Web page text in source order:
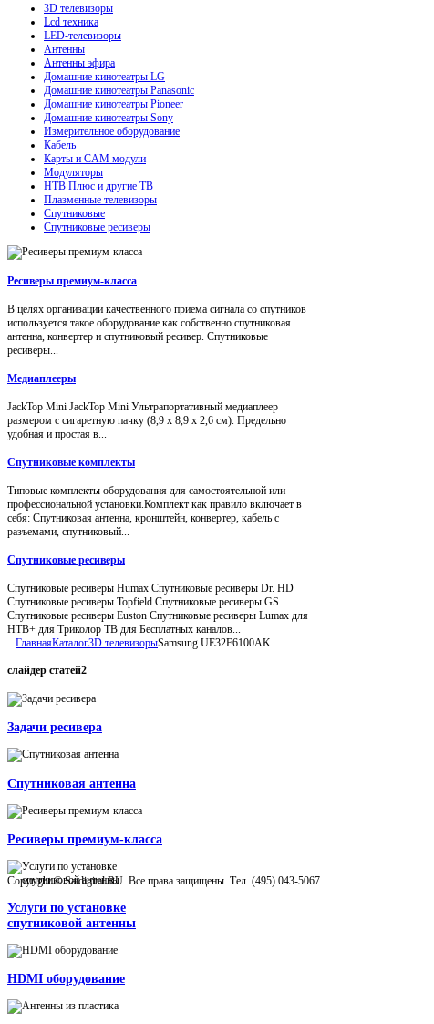
3D телевизоры
Lcd техника
LED-телевизоры
Антенны
Антенны эфира
Домашние кинотеатры LG
Домашние кинотеатры Panasonic
Домашние кинотеатры Pioneer
Домашние кинотеатры Sony
Измерительное оборудование
Кабель
Карты и CAM модули
Модуляторы
НТВ Плюс и другие ТВ
Плазменные телевизоры
Спутниковые
Спутниковые ресиверы
Ресиверы премиум-класса
В целях организации качественного приема сигнала со спутников
используется такое оборудование как собственно спутниковая
антенна, конвертер и спутниковый ресивер. Спутниковые
ресиверы...
Медиаплееры
JackTop Mini JackTop Mini Ультрапортативный медиаплеер
размером с сигаретную пачку (8,9 x 8,9 x 2,6 см). Предельно
удобная и простая в...
Спутниковые комплекты
Типовые комплекты оборудования для самостоятельной или
профессиональной установки.Комплект как правило включает в
себя: Спутниковая антенна, кронштейн, конвертер, кабель с
разъемами, спутниковый...
Спутниковые ресиверы
Спутниковые ресиверы Humax Спутниковые ресиверы Dr. HD
Спутниковые ресиверы Topfield Спутниковые ресиверы GS
Спутниковые ресиверы Euston Спутниковые ресиверы Lumax для
НТВ+ для Триколор ТВ для Бесплатных каналов...
ГлавнаяКаталог3D телевизорыSamsung UE32F6100AK
слайдер статей2
Задачи ресивера
Спутниковая антенна
Ресиверы премиум-класса
Услуги по установке
спутниковой антенны
HDMI оборудование
Copyright © Satdigital.RU. Все права защищены. Тел. (495) 043-5067